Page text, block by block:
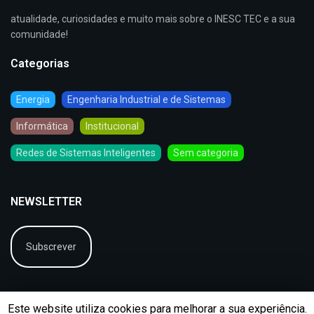
atualidade, curiosidades e muito mais sobre o INESC TEC e a sua
comunidade!
Categorias
Energia Engenharia Industrial e de Sistemas
Informática Institucional
Redes de Sistemas Inteligentes Sem categoria
NEWSLETTER
Subscrever
Este website utiliza cookies para melhorar a sua experiência.